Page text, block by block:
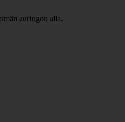
auringon alla.